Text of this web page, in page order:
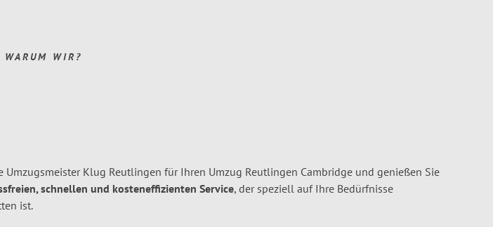
WARUM WIR?
Umzugsmeister Klug Reutlingen für Ihren Umzug Reutlingen Cambridge und genießen Sie
schnellen und kosteneffizienten Service, der speziell auf Ihre Bedürfnisse
ist.